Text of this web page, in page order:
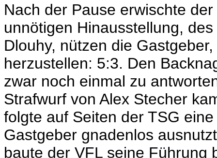
Nach der Pause erwischte
unnötigen Hinausstellung,
Dlouhy, nützen die
herzustellen: 5:3. Den
zwar noch einmal zu
Strafwurf von Alex Stecher
folgte auf Seiten der TSG
Gastgeber gnadenlos
baute der VFL seine Führung